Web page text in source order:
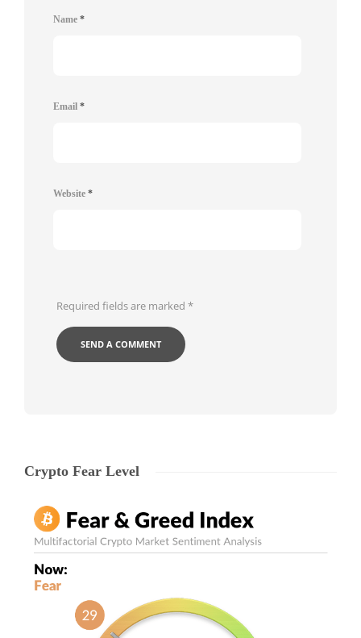
Name *
Email *
Website *
Required fields are marked *
Crypto Fear Level